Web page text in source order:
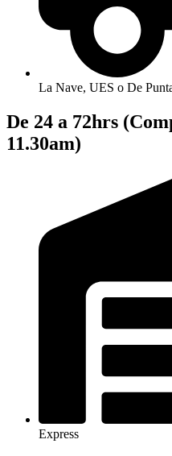
La Nave, UES o De
De 24 a 72hrs
11.30am)
Express